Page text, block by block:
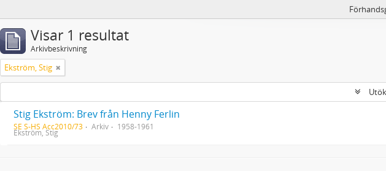
Visar 1 resultat
Arkivbeskrivning
Ekström, Stig
Stig Ekström: Brev från Henny Ferlin
SE S-HS Acc2010/73 Arkiv 1958-1961
Ekström, Stig